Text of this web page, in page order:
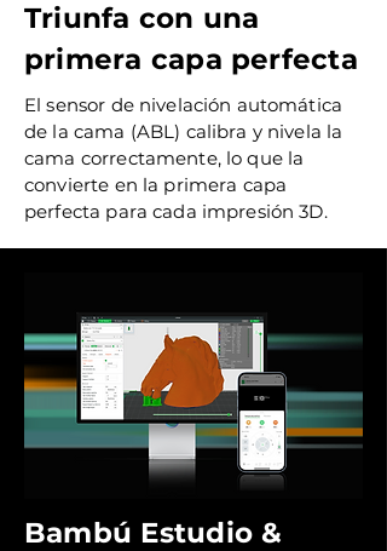
Triunfa con una
primera capa perfecta
El sensor de nivelación automática
de la cama (ABL) calibra y nivela la
cama correctamente, lo que la
convierte en la primera capa
perfecta para cada impresión 3D.
Bambú Estudio &